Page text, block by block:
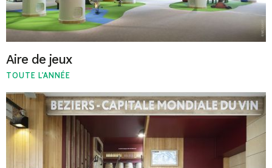
Aire de jeux
TOUTE L'ANNÉE